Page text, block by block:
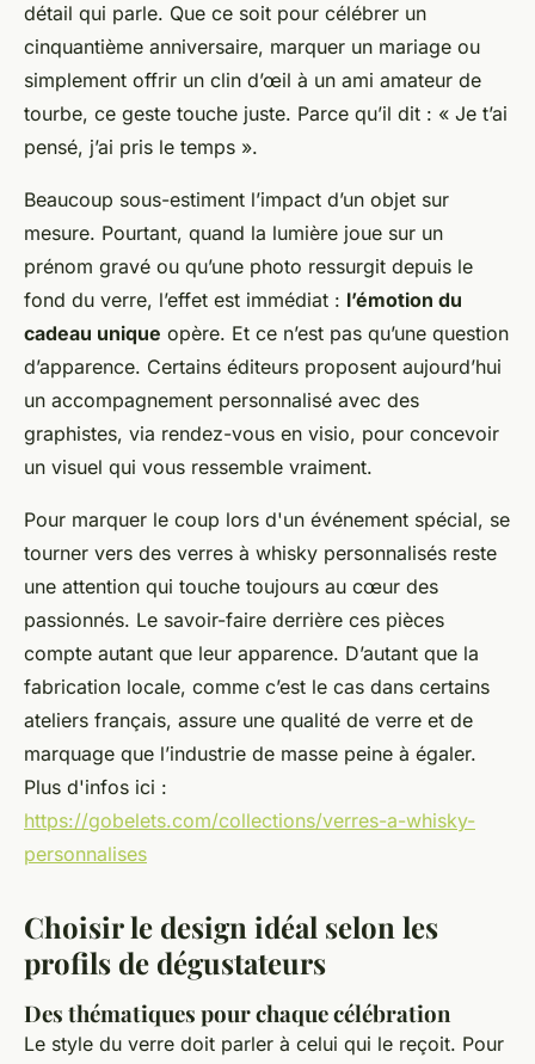
détail qui parle. Que ce soit pour célébrer un
cinquantième anniversaire, marquer un mariage ou
simplement offrir un clin d’œil à un ami amateur de
tourbe, ce geste touche juste. Parce qu’il dit : « Je t’ai
pensé, j’ai pris le temps ».
Beaucoup sous-estiment l’impact d’un objet sur
mesure. Pourtant, quand la lumière joue sur un
prénom gravé ou qu’une photo ressurgit depuis le
fond du verre, l’effet est immédiat : l’émotion du
cadeau unique opère. Et ce n’est pas qu’une question
d’apparence. Certains éditeurs proposent aujourd’hui
un accompagnement personnalisé avec des
graphistes, via rendez-vous en visio, pour concevoir
un visuel qui vous ressemble vraiment.
Pour marquer le coup lors d'un événement spécial, se
tourner vers des verres à whisky personnalisés reste
une attention qui touche toujours au cœur des
passionnés. Le savoir-faire derrière ces pièces
compte autant que leur apparence. D’autant que la
fabrication locale, comme c’est le cas dans certains
ateliers français, assure une qualité de verre et de
marquage que l’industrie de masse peine à égaler.
Plus d'infos ici :
https://gobelets.com/collections/verres-a-whisky-
personnalises
Choisir le design idéal selon les
profils de dégustateurs
Des thématiques pour chaque célébration
Le style du verre doit parler à celui qui le reçoit. Pour